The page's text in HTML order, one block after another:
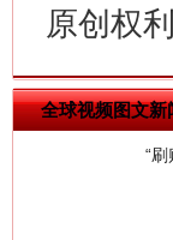
原创权
全球视频图文新
“刷